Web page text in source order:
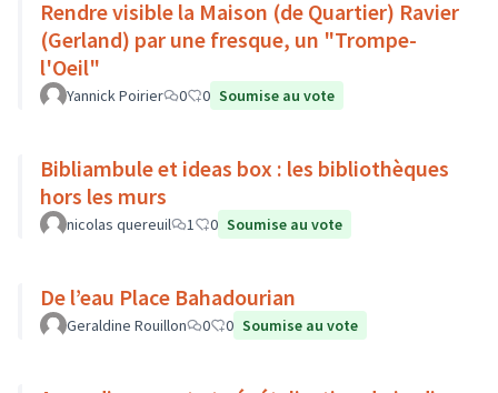
Rendre visible la Maison (de Quartier) Ravier
(Gerland) par une fresque, un "Trompe-
l'Oeil"
Yannick Poirier 0 0 Soumise au vote
Bibliambule et ideas box : les bibliothèques
hors les murs
nicolas quereuil 1 0 Soumise au vote
De l’eau Place Bahadourian
Geraldine Rouillon 0 0 Soumise au vote